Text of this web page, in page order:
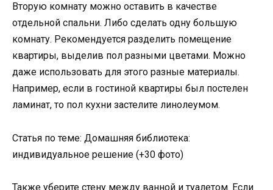
Вторую комнату можно оставить в качестве
отдельной спальни. Либо сделать одну большую
комнату. Рекомендуется разделить помещение
квартиры, выделив пол разными цветами. Можно
даже использовать для этого разные материалы.
Например, если в гостиной квартиры был постелен
ламинат, то пол кухни застелите линолеумом.
Статья по теме: Домашняя библиотека:
индивидуальное решение (+30 фото)
Также уберите стену между ванной и туалетом. Если